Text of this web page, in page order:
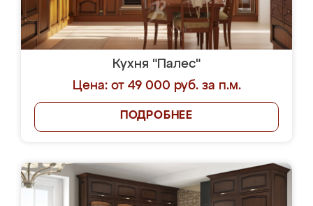
Кухня "Палес"
Цена: от 49 000 руб. за п.м.
ПОДРОБНЕЕ